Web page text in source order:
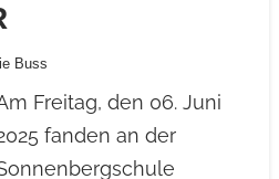
Buss
Freitag, den 06. Juni
fanden an der